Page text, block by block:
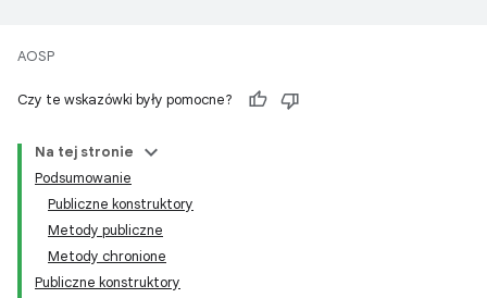
AOSP
Czy te wskazówki były pomocne?
Na tej stronie
Podsumowanie
Publiczne konstruktory
Metody publiczne
Metody chronione
Publiczne konstruktory